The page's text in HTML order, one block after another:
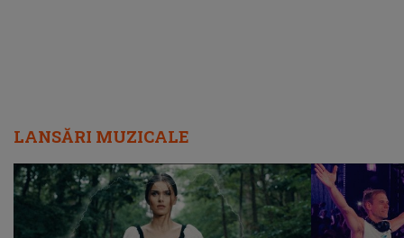
LANSĂRI MUZICALE